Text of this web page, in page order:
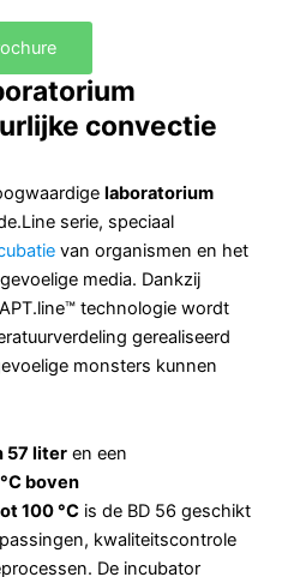
convectie
laboratorium
serie, speciaal
van organismen en het
media. Dankzij
technologie wordt
gerealiseerd
monsters kunnen
57 liter en een
boven
100 °C is de BD 56 geschikt
kwaliteitscontrole
De incubator